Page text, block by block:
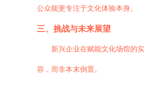
公众能更专注于文化体验本身。
三、挑战与未来展望
新兴企业在赋能文化场馆的
容，而非本末倒置。